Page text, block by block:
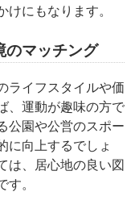
にもなります。
のマッチング
ライフスタイルや価
、運動が趣味の方で
公園や公営のスポー
に向上するでしょ
は、居心地の良い図
。